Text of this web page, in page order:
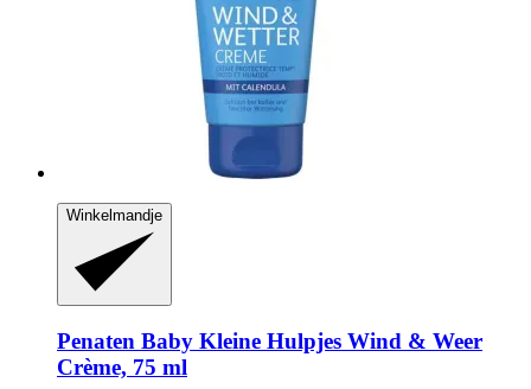
Winkelmandje
Penaten Baby Kleine Hulpjes Wind & Weer
Crème, 75 ml